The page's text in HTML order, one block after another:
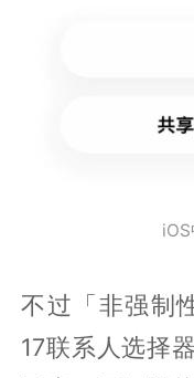
不过「非强制
17联系人选择